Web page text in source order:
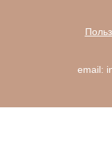
email: